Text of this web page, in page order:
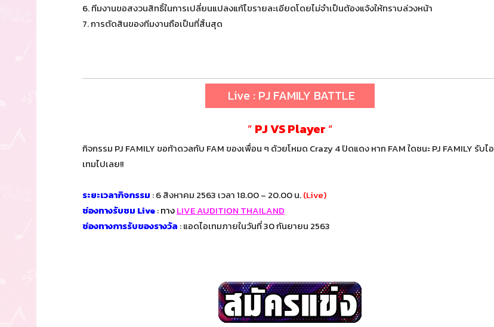
6. ทีมงานขอสงวนสิทธิ์ในการเปลี่ยนแปลงแก้ไขรายละเอียดโดยไม่จำเป็นต้องแจ้งให้ทราบล่วงหน้า
7. การตัดสินของทีมงานถือเป็นที่สิ้นสุด
Live : PJ FAMILY BATTLE
” PJ VS Player “
กิจกรรม PJ FAMILY ขอท้าดวลกับ FAM ของเพื่อน ๆ ด้วยโหมด Crazy 4 ปิดแดง หาก FAM ใดชนะ PJ FAMILY รับไอ
เทมไปเลย!!
ระยะเวลากิจกรรม : 6 สิงหาคม 2563 เวลา 18.00 – 20.00 น.(Live)
ช่องทางรับชม Live: ทางLIVE AUDITION THAILAND
ช่องทางการรับของรางวัล : แอดไอเทมภายในวันที่ 30 กันยายน 2563